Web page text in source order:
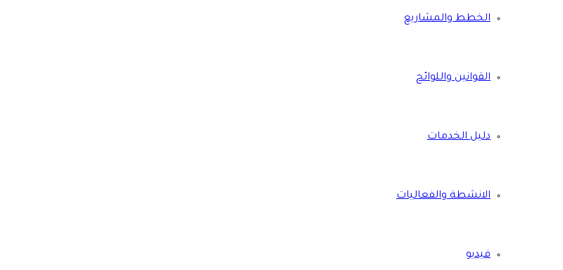
الخطط والمشاريع
القوانين واللوائح
دليل الخدمات
الانشطة والفعاليات
فيديو